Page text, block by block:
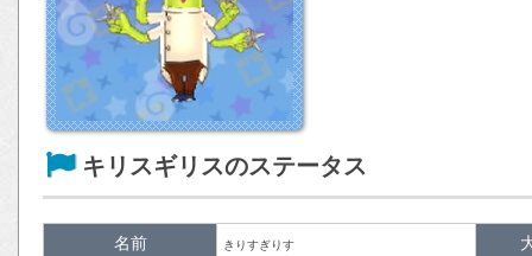
キリスギリスのステータス
名前 きりすぎりす